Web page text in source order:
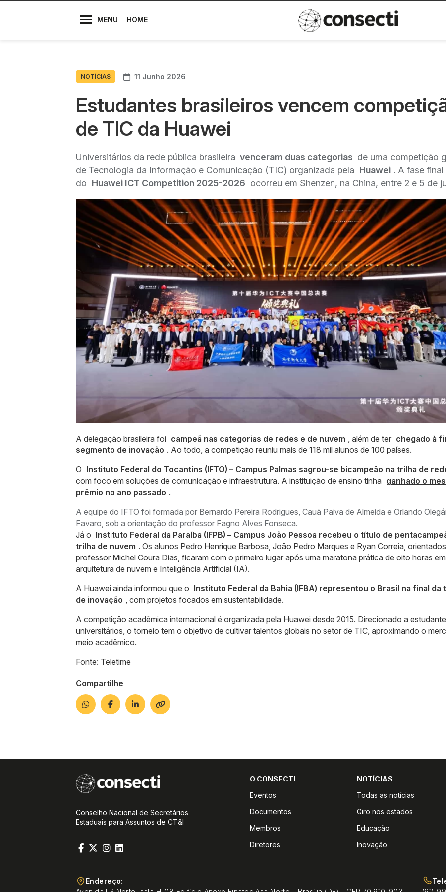
MENU HOME
Diretores
Política de
NOTÍCIAS 11 Junho 2026
Estudantes brasileiros vencem
de TIC da Huawei
Universitários da rede pública brasileira venceram duas categorias de uma competição
de Tecnologia da Informação e Comunicação (TIC) organizada pela Huawei . A fase final
do Huawei ICT Competition 2025-2026 ocorreu em Shenzen, na China, entre 2 e 5 de
A delegação brasileira foi campeã nas categorias de redes e de nuvem , além de ter chegado à
segmento de inovação . Ao todo, a competição reuniu mais de 118 mil alunos de 100 países.
O Instituto Federal do Tocantins (IFTO) – Campus Palmas sagrou-se bicampeão na trilha de
com foco em soluções de comunicação e infraestrutura. A instituição de ensino tinha ganhado o
prêmio no ano passado .
A equipe do IFTO foi formada por Bernardo Pereira Rodrigues, Cauã Paiva de Almeida e Orlando
Favaro, sob a orientação do professor Fagno Alves Fonseca.
Já o Instituto Federal da Paraíba (IFPB) – Campus João Pessoa recebeu o título de
trilha de nuvem . Os alunos Pedro Henrique Barbosa, João Pedro Marques e Ryan Correia,
professor Michel Coura Dias, ficaram com o primeiro lugar após uma maratona prática de oito horas em
arquitetura de nuvem e Inteligência Artificial (IA).
A Huawei ainda informou que o Instituto Federal da Bahia (IFBA) representou o Brasil na final da
de inovação
, com projetos focados em sustentabilidade.
A competição acadêmica internacional é organizada pela Huawei desde 2015. Direcionado a
universitários, o torneio tem o objetivo de cultivar talentos globais no setor de TIC, aproximando o
meio acadêmico.
Fonte: Teletime
Compartilhe
Conselho Nacional de Secretários
Estaduais para Assuntos de CT&I
O CONSECTI
Eventos
Documentos
Membros
Diretores
NOTÍCIAS
Todas as notícias
Giro nos estados
Educação
Inovação
Endereço: